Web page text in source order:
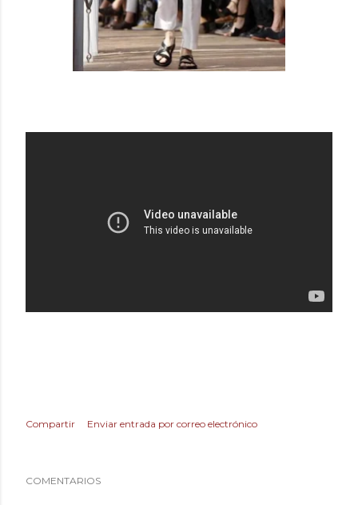
Compartir Enviar entrada por correo electrónico
COMENTARIOS